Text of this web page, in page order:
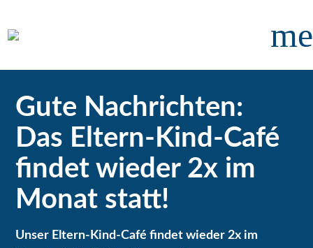
Gute Nachrichten:
Das Eltern-Kind-Café
findet wieder 2x im
Monat statt!
Unser Eltern-Kind-Café findet wieder 2x im